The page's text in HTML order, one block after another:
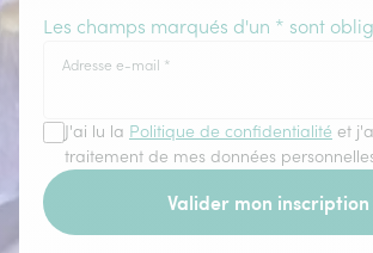
Les champs marqués d'un * sont
Adresse e-mail *
J'ai lu la Politique de confidentialité et
traitement de mes données
Valider mon inscription